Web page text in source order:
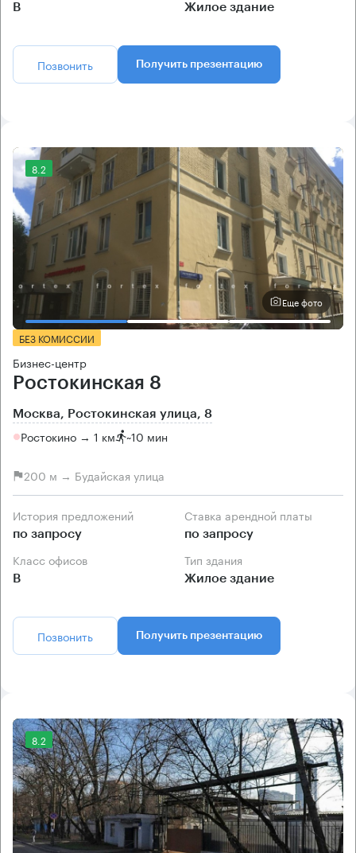
B Жилое здание
Позвонить Получить презентацию
8.2
Еще фото
БЕЗ КОМИССИИ
Бизнес-центр
Ростокинская 8
Москва, Ростокинская улица, 8
Ростокино → 1 км ~10 мин
200 м → Будайская улица
История предложений
по запросу
Ставка арендной платы
по запросу
Класс офисов
B
Тип здания
Жилое здание
Позвонить Получить презентацию
8.2